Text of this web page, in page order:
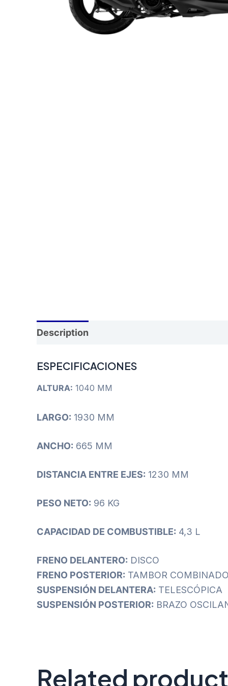
Description
ESPECIFICACIONES
ALTURA: 1040 MM
LARGO: 1930 MM
ANCHO: 665 MM
DISTANCIA ENTRE EJES: 1230 MM
PESO NETO: 96 KG
CAPACIDAD DE COMBUSTIBLE: 4,3 L
FRENO DELANTERO: DISCO
FRENO POSTERIOR: TAMBOR COMBINADO
SUSPENSIÓN DELANTERA: TELESCÓPICA
SUSPENSIÓN POSTERIOR: BRAZO
Related